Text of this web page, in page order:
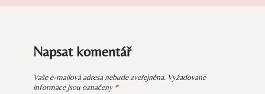
Napsat komentář
Vaše e-mailová adresa nebude zveřejněna. Vyžadované
informace jsou označeny *